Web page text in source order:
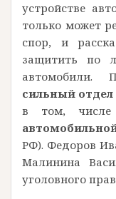
устройстве
только может
спор, и
защитить по
автомобили.
сильный
в том,
РФ). Федоров
Малинина
уголовного